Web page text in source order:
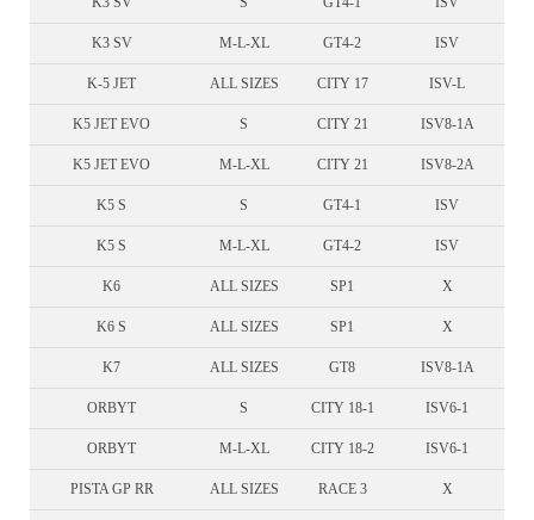
K3 SV M-L-XL GT4-2 ISV
K-5 JET ALL SIZES CITY 17 ISV-L
K5 JET EVO S CITY 21 ISV8-1A
K5 JET EVO M-L-XL CITY 21 ISV8-2A
K5 S S GT4-1 ISV
K5 S M-L-XL GT4-2 ISV
K6 ALL SIZES SP1 X
K6 S ALL SIZES SP1 X
K7 ALL SIZES GT8 ISV8-1A
ORBYT S CITY 18-1 ISV6-1
ORBYT M-L-XL CITY 18-2 ISV6-1
PISTA GP RR ALL SIZES RACE 3 X